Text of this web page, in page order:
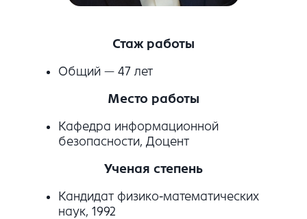
Стаж работы
Общий — 47 лет
Место работы
Кафедра информационной
безопасности, Доцент
Ученая степень
Кандидат физико-математических
наук, 1992